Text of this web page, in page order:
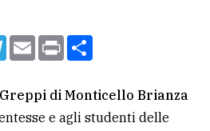
Telegram
EmailPrint
di Monticello Brianza
e agli studenti delle